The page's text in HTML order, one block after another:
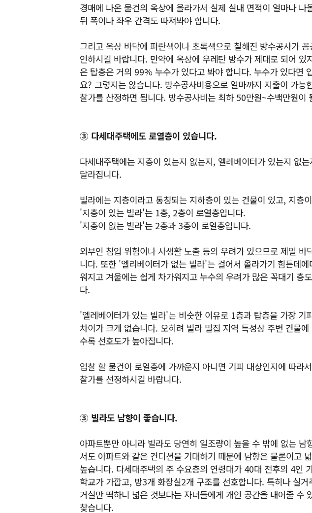
경매에 나온 물건의 옥상에 올라가서 실제 실내 면적이 얼마나 나
뒤 폭이나 좌우 간격도 따져봐야 합니다.
그리고 옥상 바닥에 파란색이나 초록색으로 칠해진 방수공사가
인하시길 바랍니다. 만약에 옥상에 우레탄 방수가 제대로 되어 있
은 탑층은 거의 99% 누수가 있다고 봐야 합니다. 누수가 있다면
요? 그렇지는 않습니다. 방수공사비용으로 얼마까지 지출이 가능
찰가를 산정하면 됩니다. 방수공사비는 최하 50만원~수백만원이
③ 다세대주택에도 로열층이 있습니다.
다세대주택에는 지층이 있는지 없는지, 엘레베이터가 있는지 없
달라집니다.
빌라에는 지층이라고 통칭되는 지하층이 있는 건물이 있고, 지층
'지층이 있는 빌라'는 1층, 2층이 로열층입니다.
'지층이 없는 빌라'는 2층과 3층이 로열층입니다.
외부인 침입 위험이나 사생활 노출 등의 우려가 있으므로 제일 바
니다. 또한 '엘리베이터가 없는 빌라'는 걸어서 올라가기 힘든데
워지고 겨울에는 쉽게 차가워지고 누수의 우려가 많은 꼭대기 층
다.
'엘레베이터가 있는 빌라'는 비슷한 이유로 1층과 탑층을 가장 기
차이가 크게 없습니다. 오히려 빌라 밀집 지역 특성상 주변 건물
수록 선호도가 높아집니다.
입찰 할 물건이 로열층에 가까운지 아니면 기피 대상인지에 따라
찰가를 선정하시길 바랍니다.
③ 빌라도 남향이 좋습니다.
아파트뿐만 아니라 빌라도 당연히 일조량이 높을 수 밖에 없는 남
서도 아파트와 같은 컨디션을 기대하기 때문에 남향은 물론이고
높습니다. 다세대주택의 주 수요층의 연령대가 40대 전후의 4인
학교가 가깝고, 방3개 화장실2개 구조를 선호합니다. 특히나 실거
거실만 떡하니 넓은 것보다는 자녀들에게 개인 공간을 내어줄 수
찾습니다.